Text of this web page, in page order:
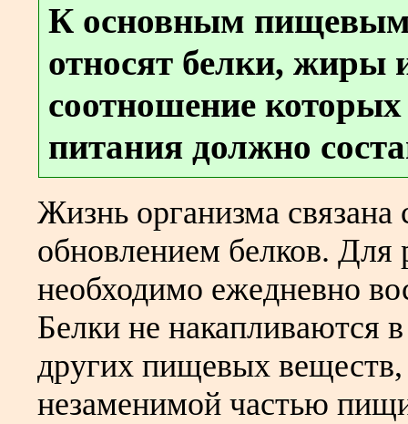
К основным
относят белки, жиры
соотношение
питания должно
Жизнь организма
обновлением белков. Для
необходимо ежедневно
Белки не накапливаются
других пищевых веществ,
незаменимой частью